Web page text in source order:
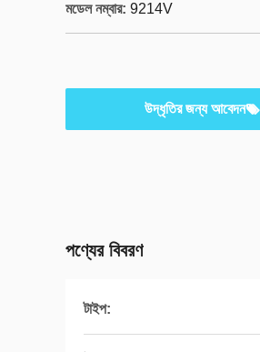
মডেল নম্বার: 9214V
উদ্ধৃতির জন্য আবেদন
পণ্যের বিবরণ
টাইপ: